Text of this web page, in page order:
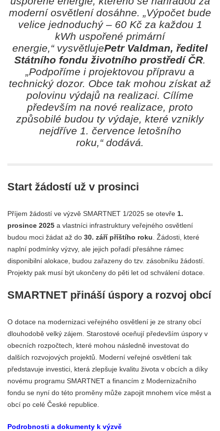
moderní osvětlení dosáhne. „Výpočet bude
velice jednoduchý – 60 Kč za každou 1
kWh uspořené primární
energie,“ vysvětlujePetr Valdman, ředitel
Státního fondu životního prostředí ČR.
„Podpoříme i projektovou přípravu a
technický dozor. Obce tak mohou získat až
polovinu výdajů na realizaci. Cílíme
především na nové realizace, proto
způsobilé budou ty výdaje, které vznikly
nejdříve 1. července letošního
roku,“ dodává.
Start žádostí už v prosinci
Příjem žádostí ve výzvě SMARTNET 1/2025 se otevře 1.
prosince 2025 a vlastníci infrastruktury veřejného osvětlení
budou moci žádat až do 30. září příštího roku . Žádosti, které
naplní podmínky výzvy, ale jejich pořadí přesáhne rámec
disponibilní alokace, budou zařazeny do tzv. zásobníku žádostí.
Projekty pak musí být ukončeny do pěti let od schválení dotace.
SMARTNET přináší úspory a rozvoj obcí
O dotace na modernizaci veřejného osvětlení je ze strany obcí
dlouhodobě velký zájem. Starostové oceňují především úspory v
obecních rozpočtech, které mohou následně investovat do
dalších rozvojových projektů. Moderní veřejné osvětlení tak
představuje investici, která zlepšuje kvalitu života v obcích a díky
novému programu SMARTNET a financím z Modernizačního
fondu se nyní do této proměny může zapojit mnohem více měst a
obcí po celé České republice.
Podrobnosti a dokumenty k výzvě